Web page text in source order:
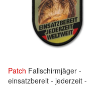
Patch Fallschirmjäger -
einsatzbereit - jederzeit -